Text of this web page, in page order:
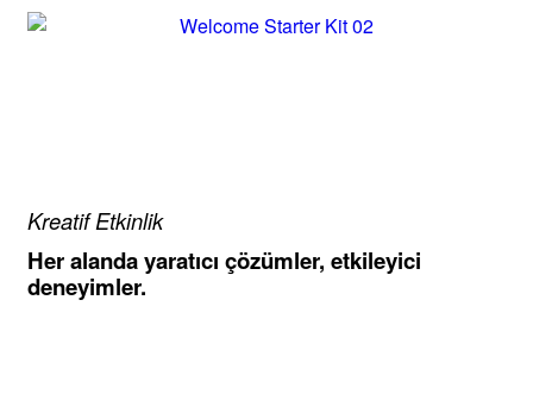
Kreatif Etkinlik
Her alanda yaratıcı çözümler, etkileyici
deneyimler.